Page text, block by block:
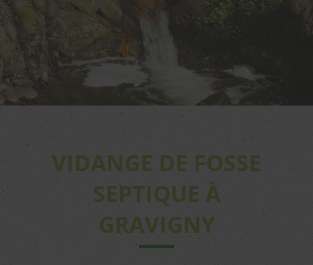
VIDANGE DE FOSSE
SEPTIQUE À
GRAVIGNY